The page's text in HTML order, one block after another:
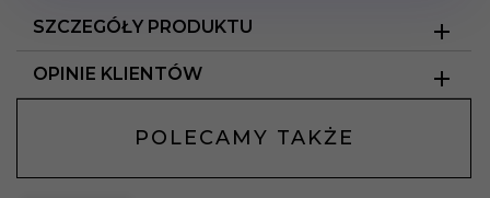
SZCZEGÓŁY PRODUKTU
OPINIE KLIENTÓW
POLECAMY TAKŻE